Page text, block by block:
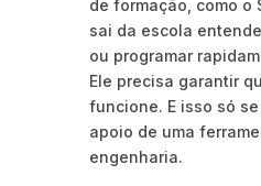
de formação, como o
sai da escola
ou programar
Ele precisa garantir
funcione. E isso só
apoio de uma
engenharia.